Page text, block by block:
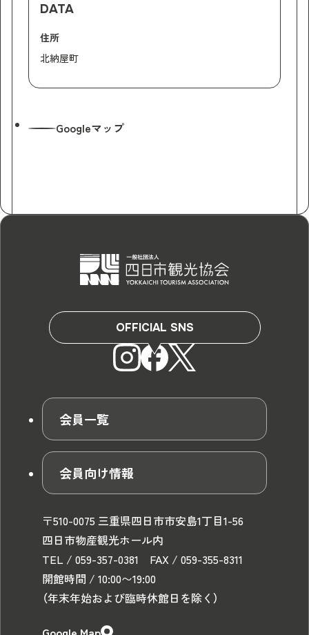
DATA
住所
北納屋町
Googleマップ
会員一覧
会員向け情報
〒510-0075 三重県四日市市安島1丁目1-56
四日市物産観光ホール内
TEL / 059-357-0381 FAX / 059-355-8311
開館時間 / 10:00〜19:00
（年末年始および臨時休館日を除く）
OFFICIAL SNS